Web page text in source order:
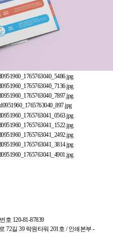
호 120-81-87839
72길 39 락원타워 201호 / 인쇄본부 -